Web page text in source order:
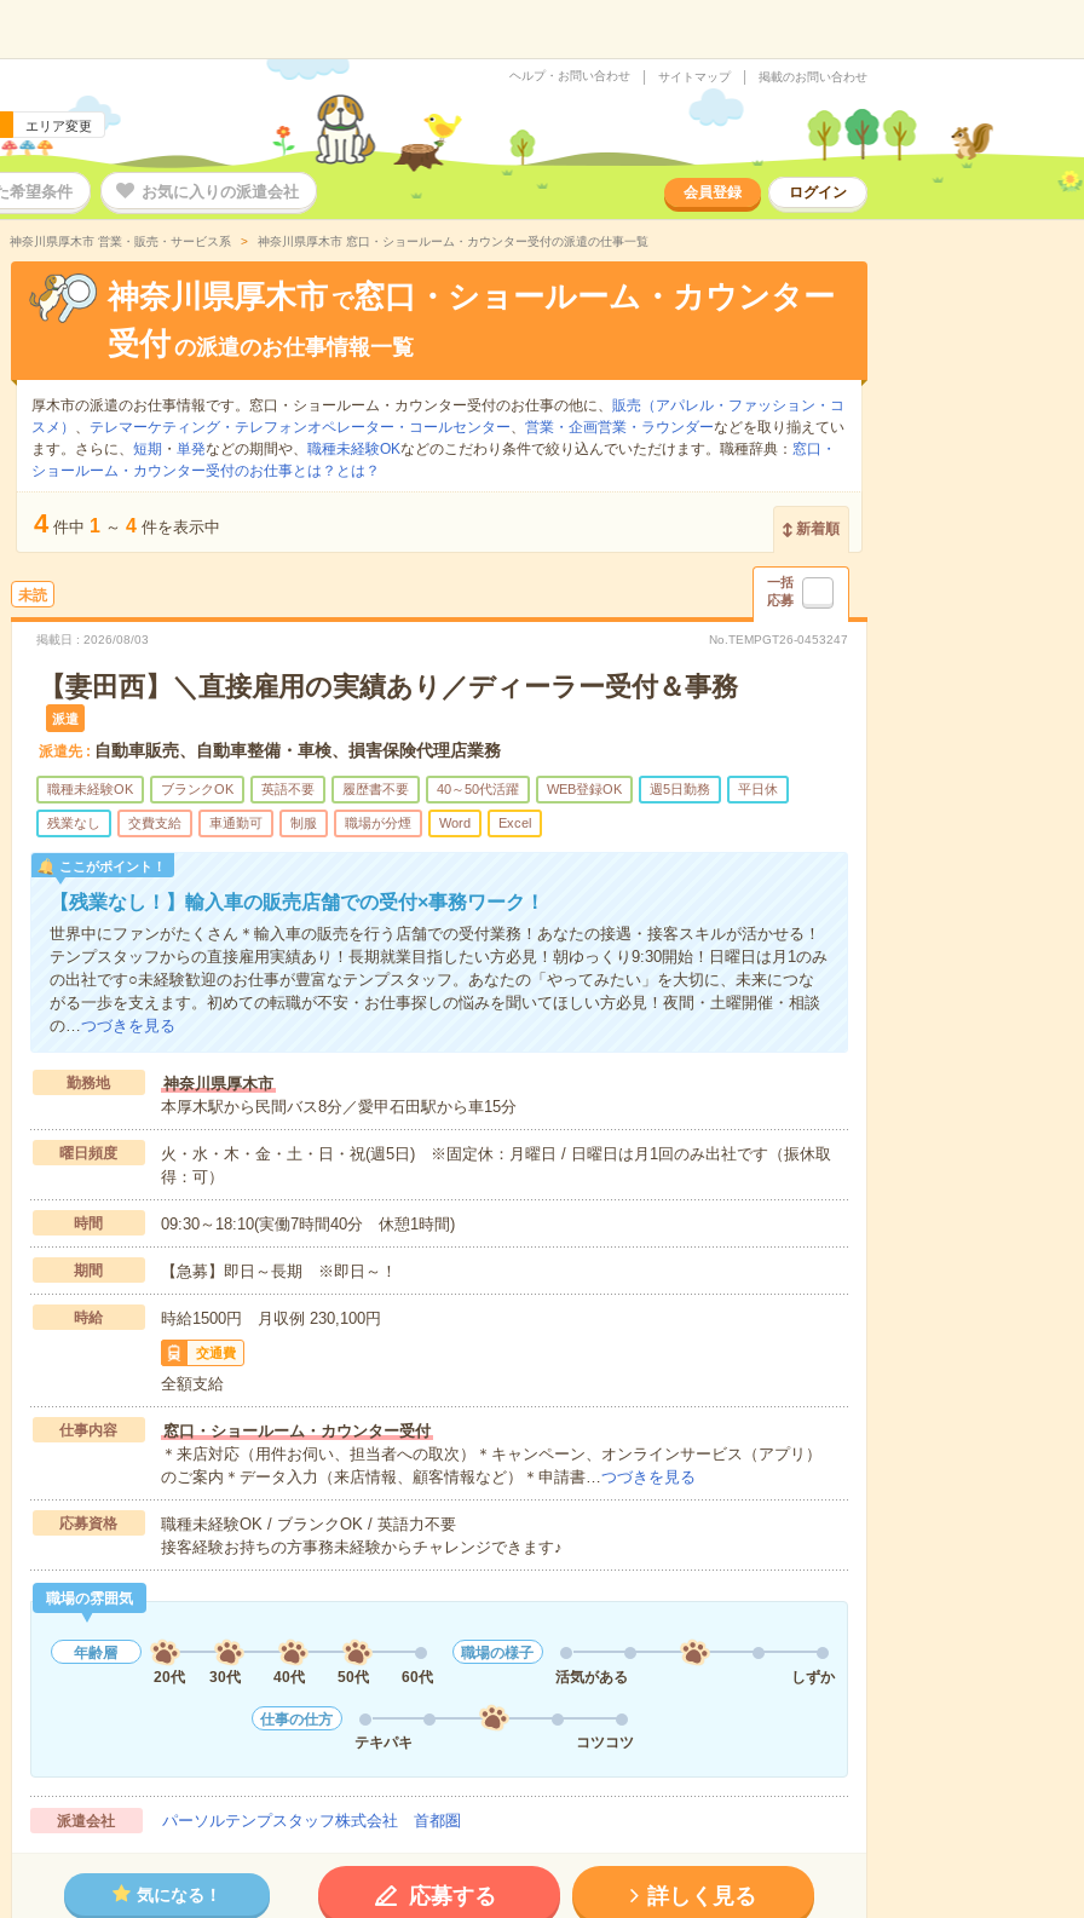
エリア変更
ヘルプ・お問い合わせ サイトマップ 掲載のお問い合わせ
希望条件 お気に入りの派遣会社 会員登録 ログイン
神奈川県厚木市 営業・販売・サービス系 神奈川県厚木市 窓口・ショールーム・カウンター受付の派遣の仕事一覧
神奈川県厚木市 で窓口・ショールーム・カウンター
受付の派遣のお仕事情報一覧
厚木市の派遣のお仕事情報です。窓口・ショールーム・カウンター受付のお仕事の他に、 販売（アパレル・ファッション・コ
スメ） 、 テレマーケティング・テレフォンオペレーター・コールセンター、 営業・企画営業・ラウンダーなどを取り揃えてい
ます。さらに、 短期 ・ 単発などの期間や、 職種未経験OKなどのこだわり条件で絞り込んでいただけます。職種辞典： 窓口・
ショールーム・カウンター受付のお仕事とは？とは？
4 件中 1 ～ 4 件を表示中 新着順
未読
一括
応募
掲載日 2026/08/03 No.TEMPGT26-0453247
【妻田西】＼直接雇用の実績あり／ディーラー受付＆事務
派遣
派遣先 自動車販売、自動車整備・車検、損害保険代理店業務
職種未経験OK ブランクOK 英語不要 履歴書不要 40～50代活躍 WEB登録OK 週5日勤務 平日休
残業なし 交費支給 車通勤可 制服 職場が分煙 Word Excel
ここがポイント！
【残業なし！】輸入車の販売店舗での受付×事務ワーク！
世界中にファンがたくさん＊輸入車の販売を行う店舗での受付業務！あなたの接遇・接客スキルが活かせる！
テンプスタッフからの直接雇用実績あり！長期就業目指したい方必見！朝ゆっくり9:30開始！日曜日は月1のみ
の出社です○未経験歓迎のお仕事が豊富なテンプスタッフ。あなたの「やってみたい」を大切に、未来につな
がる一歩を支えます。初めての転職が不安・お仕事探しの悩みを聞いてほしい方必見！夜間・土曜開催・相談
の…つづきを見る
勤務地
神奈川県厚木市
本厚木駅から民間バス8分／愛甲石田駅から車15分
曜日頻度
火・水・木・金・土・日・祝(週5日) ※固定休：月曜日 / 日曜日は月1回のみ出社です（振休取
得：可）
時間 09:30～18:10(実働7時間40分 休憩1時間)
期間 【急募】即日～長期 ※即日～！
時給 時給1500円 月収例 230,100円
交通費
全額支給
仕事内容
窓口・ショールーム・カウンター受付
＊来店対応（用件お伺い、担当者への取次）＊キャンペーン、オンラインサービス（アプリ）
のご案内＊データ入力（来店情報、顧客情報など）＊申請書…つづきを見る
応募資格
職種未経験OK / ブランクOK / 英語力不要
接客経験お持ちの方事務未経験からチャレンジできます♪
職場の雰囲気
年齢層
20代
30代 40代 50代 60代
職場の様子
活気がある
しずか
仕事の仕方
テキパキ
コツコツ
派遣会社 パーソルテンプスタッフ株式会社 首都圏
気になる！ 応募する 詳しく見る